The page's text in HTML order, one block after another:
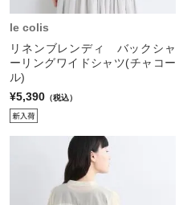
le colis
リネンブレンディ バックシャ
ーリングワイドシャツ(チャコー
ル)
¥5,390 （税込）